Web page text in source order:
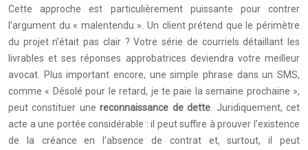
Cette approche est particulièrement puissante pour contrer
l’argument du « malentendu ». Un client prétend que le périmètre
du projet n’était pas clair ? Votre série de courriels détaillant les
livrables et ses réponses approbatrices deviendra votre meilleur
avocat. Plus important encore, une simple phrase dans un SMS,
comme « Désolé pour le retard, je te paie la semaine prochaine »,
peut constituer unereconnaissance de dette . Juridiquement, cet
acte a une portée considérable : il peut suffire à prouver l’existence
de la créance en l’absence de contrat et, surtout, il peut